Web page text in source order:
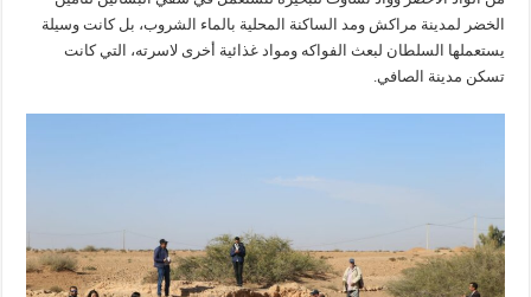
الخضر لمدينة مراكش ومد الساكنة المحلية بالماء الشروب، بل كانت وسيلة
يستعملها السلطان لبعث الفواكه ومواد غذائية أخرى لاسرته، التي كانت
تسكن مدينة الصافي.